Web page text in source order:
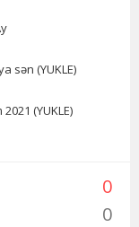
sən (YUKLE)
(YUKLE)
0
0